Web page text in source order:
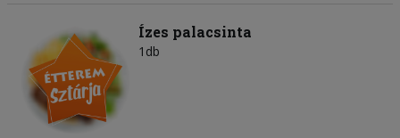
Ízes palacsinta
1db